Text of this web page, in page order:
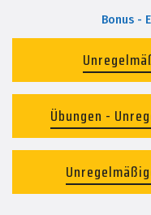
Bonus -
Übungen -